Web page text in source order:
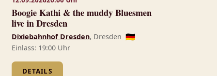
Boogie Kathi & the muddy Bluesmen
live in Dresden
Dixiebahnhof Dresden, Dresden 🇩🇪
Einlass: 19:00 Uhr
DETAILS